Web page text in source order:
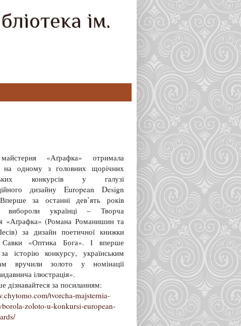
ім.
«Аґрафка» отримала
на одному з головних щорічних
конкурсів у галузі
дизайну European Design
за останні дев’ять років
вибороли українці – Творча
«Аґрафка» (Романа Романишин та
за дизайн поетичної книжки
«Оптика Бога». І вперше
історію конкурсу, українським
вручили золото у номінації
ілюстрація».
дізнавайтеся за посиланням:
tvorcha-majsternia-
zoloto-u-konkursi-european-